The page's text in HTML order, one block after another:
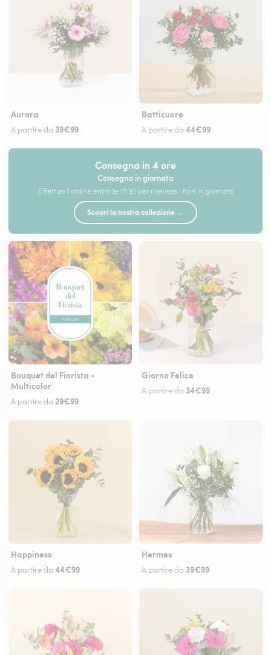
Aurora
A partire da 39€99
Batticuore
A partire da 44€99
Consegna in 4 ore
Consegna in giornata
Effettua l'ordine entro le 17:30 per ricevere i fiori in giornata
Scopri la nostra collezione →
Bouquet del Fiorista -
Multicolor
A partire da 29€99
Giorno Felice
A partire da 34€99
Happiness
A partire da 44€99
Hermes
A partire da 39€99